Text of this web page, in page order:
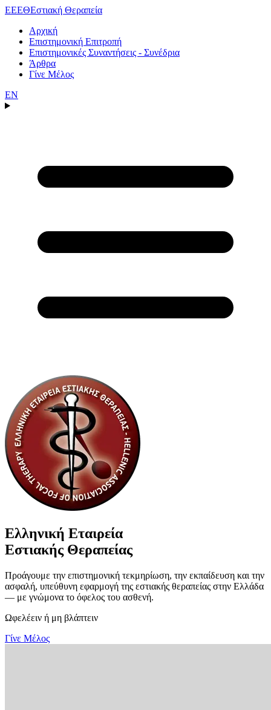
ΕΕΕΘΕστιακή Θεραπεία
Αρχική
Επιστημονική Επιτροπή
Επιστημονικές Συναντήσεις - Συνέδρια
Άρθρα
Γίνε Μέλος
EN
Ελληνική Εταιρεία
Εστιακής Θεραπείας
Προάγουμε την επιστημονική τεκμηρίωση, την εκπαίδευση και την
ασφαλή, υπεύθυνη εφαρμογή της εστιακής θεραπείας στην Ελλάδα
— με γνώμονα το όφελος του ασθενή.
Ωφελέειν ή μη βλάπτειν
Γίνε Μέλος